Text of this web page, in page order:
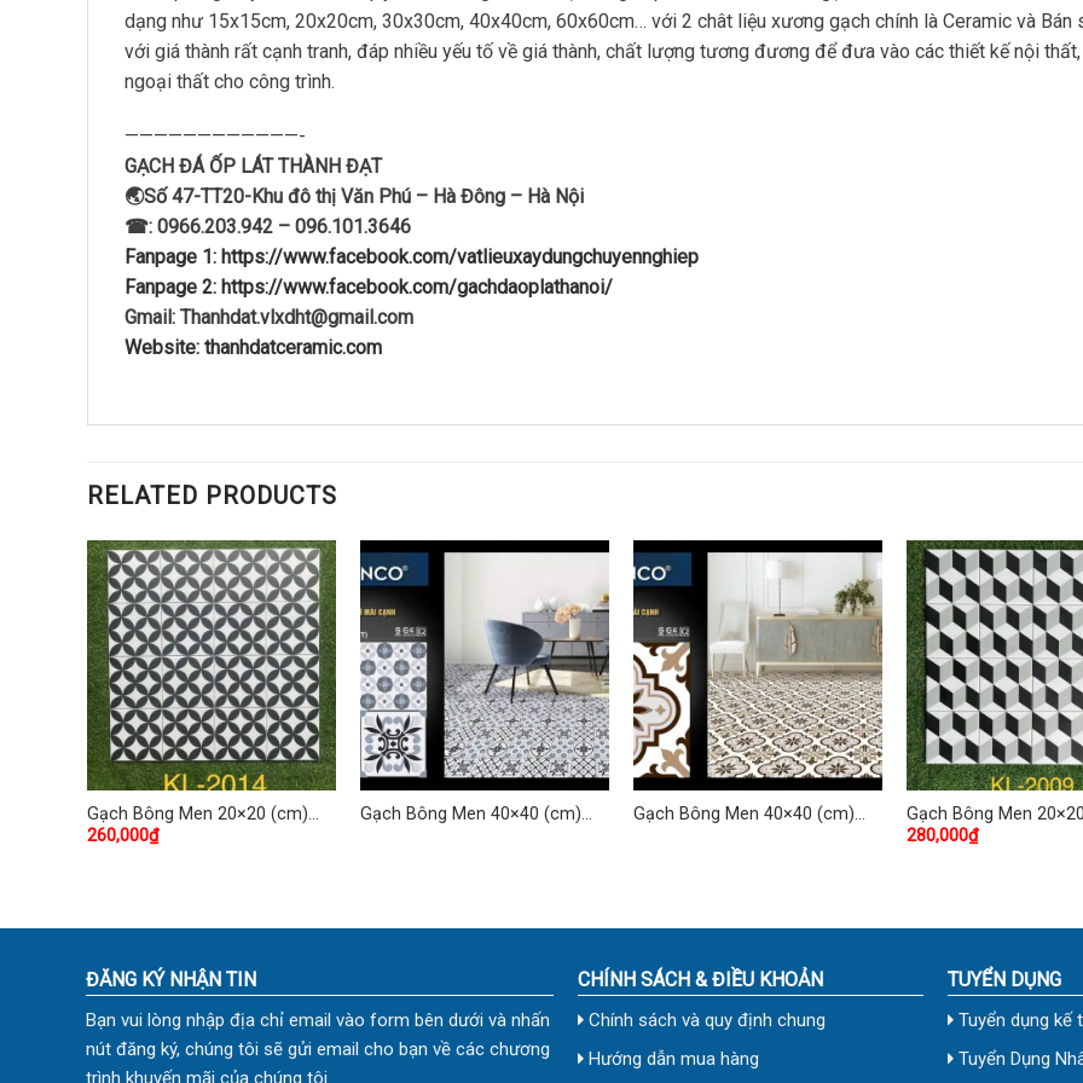
dạng như 15x15cm, 20x20cm, 30x30cm, 40x40cm, 60x60cm… với 2 chât liệu xương gạch chính là Ceramic và Bán
với giá thành rất cạnh tranh, đáp nhiều yếu tố về giá thành, chất lượng tương đương để đưa vào các thiết kế nội thất,
ngoại thất cho công trình.
————————————-
GẠCH ĐÁ ỐP LÁT THÀNH ĐẠT
🌏Số 47-TT20-Khu đô thị Văn Phú – Hà Đông – Hà Nội
☎: 0966.203.942 – 096.101.3646
Fanpage 1: https://www.facebook.com/vatlieuxaydungchuyennghiep
Fanpage 2: https://www.facebook.com/gachdaoplathanoi/
Gmail: Thanhdat.vlxdht@gmail.com
Website: thanhdatceramic.com
RELATED PRODUCTS
Gạch Bông Men 20×20 (cm)
TDKL-2014
260,000₫
Gạch Bông Men 40×40 (cm)
Gạch Bông Men 40×40 (cm)
Gạch Bông Men
TDKL-2009
280,000₫
ĐĂNG KÝ NHẬN TIN
Bạn vui lòng nhập địa chỉ email vào form bên dưới và nhấn
nút đăng ký, chúng tôi sẽ gửi email cho bạn về các chương
trình khuyến mãi của chúng tôi.
CHÍNH SÁCH & ĐIỀU KHOẢN
Chính sách và quy định chung
Hướng dẫn mua hàng
TUYỂN DỤNG
Tuyển dụng kế
Tuyển Dụng